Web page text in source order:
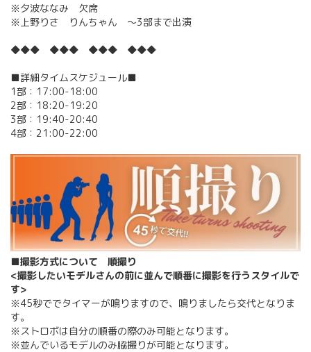
※夕波ななみ 欠席
※上野りさ りんちゃん ～3部まで出演
◆◆◆ ◆◆◆ ◆◆◆ ◆◆◆
■詳細タイムスケジュール■
1部：17:00-18:00
2部：18:20-19:20
3部：19:40-20:40
4部：21:00-22:00
■撮影方式について 順撮り
<撮影したいモデルさんの前に並んで順番に撮影を行うスタイルで
す>
※45秒ででタイマーが鳴りますので、鳴りましたら交代となりま
す。
※ストロボは自分の順番の際のみ可能となります。
※並んでいるモデルのみ脇撮りが可能となります。